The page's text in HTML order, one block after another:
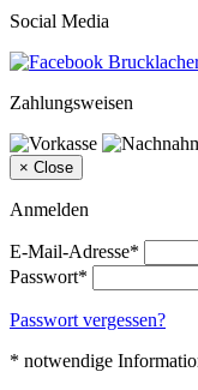
Social Media
Zahlungsweisen
× Close
Anmelden
E-Mail-Adresse*
Passwort*
Passwort vergessen?
* notwendige